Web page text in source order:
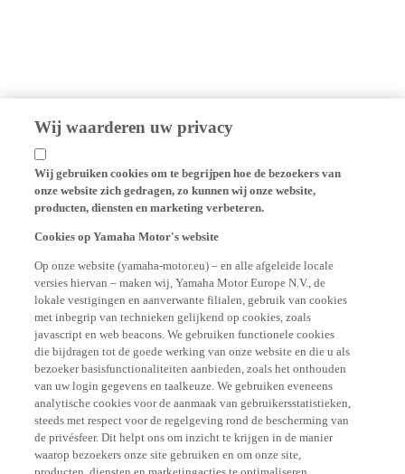
Wij waarderen uw privacy
Wij gebruiken cookies om te begrijpen hoe de bezoekers van
onze website zich gedragen, zo kunnen wij onze website,
producten, diensten en marketing verbeteren.
Cookies op Yamaha Motor's website
Op onze website (yamaha-motor.eu) – en alle afgeleide locale
versies hiervan – maken wij, Yamaha Motor Europe N.V., de
lokale vestigingen en aanverwante filialen, gebruik van cookies
met inbegrip van technieken gelijkend op cookies, zoals
javascript en web beacons. We gebruiken functionele cookies
die bijdragen tot de goede werking van onze website en die u als
bezoeker basisfunctionaliteiten aanbieden, zoals het onthouden
van uw login gegevens en taalkeuze. We gebruiken eveneens
analytische cookies voor de aanmaak van gebruikersstatistieken,
steeds met respect voor de regelgeving rond de bescherming van
de privésfeer. Dit helpt ons om inzicht te krijgen in de manier
waarop bezoekers onze site gebruiken en om onze site,
producten, diensten en marketingacties te optimaliseren.